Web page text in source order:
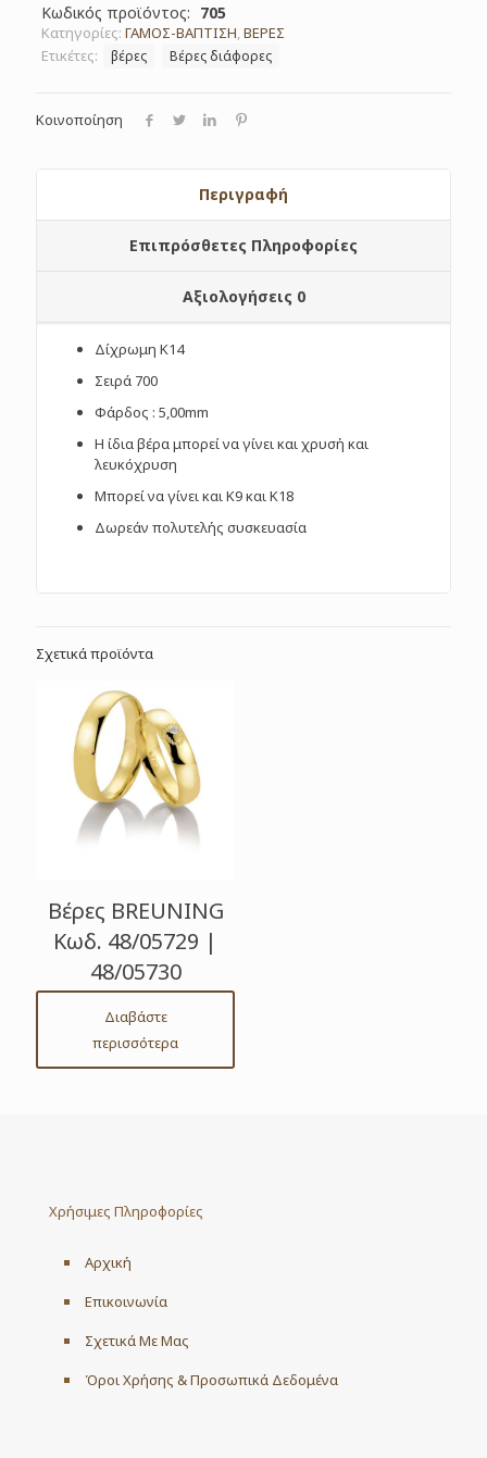
Κωδικός προϊόντος: 705
Κατηγορίες: ΓΑΜΟΣ-ΒΑΠΤΙΣΗ ΒΕΡΕΣ
Ετικέτες:
βέρες Βέρες διάφορες
Κοινοποίηση
Περιγραφή
Επιπρόσθετες Πληροφορίες
Αξιολογήσεις 0
Δίχρωμη Κ14
Σειρά 700
Φάρδος : 5,00mm
Η ίδια βέρα μπορεί να γίνει και χρυσή και
λευκόχρυση
Μπορεί να γίνει και Κ9 και Κ18
Δωρεάν πολυτελής συσκευασία
Σχετικά προϊόντα
Βέρες BREUNING
Κωδ. 48/05729 |
48/05730
Διαβάστε
περισσότερα
Χρήσιμες Πληροφορίες
Αρχική
Επικοινωνία
Σχετικά Με Μας
Όροι Χρήσης & Προσωπικά Δεδομένα